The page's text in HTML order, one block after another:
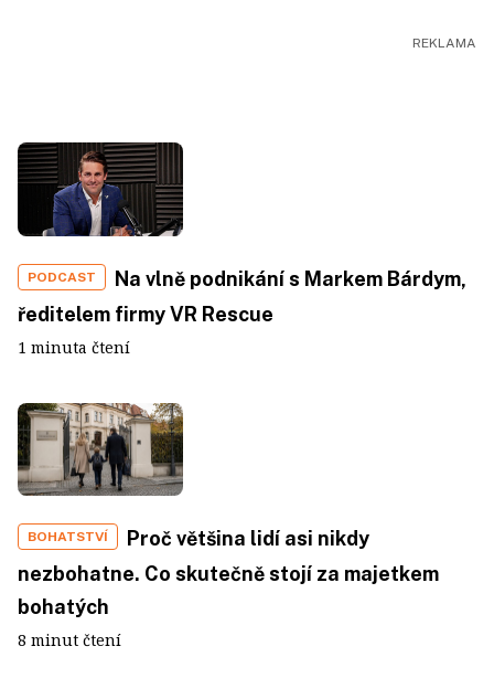
PODCAST
Na vlně podnikání s Markem Bárdym,
ředitelem firmy VR Rescue
1 minuta čtení
BOHATSTVÍ
Proč většina lidí asi nikdy
nezbohatne. Co skutečně stojí za majetkem
bohatých
8 minut čtení